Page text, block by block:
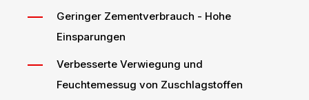
Geringer Zementverbrauch - Hohe
Einsparungen
Verbesserte Verwiegung und
Feuchtemessug von Zuschlagstoffen